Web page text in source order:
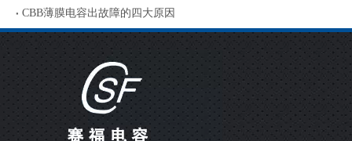
CBB薄膜电容出故障的四大原因